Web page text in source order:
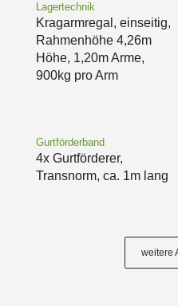
Lagertechnik
Kragarmregal, einseitig,
Rahmenhöhe 4,26m
Höhe, 1,20m Arme,
900kg pro Arm
Gurtförderband
4x Gurtförderer,
Transnorm, ca. 1m lang
weitere